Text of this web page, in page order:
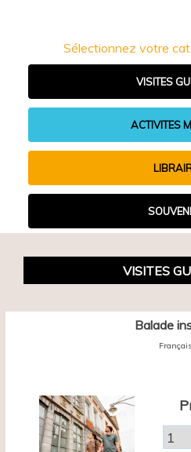
Sélectionnez votre
VISITES
ACTIVITES
VISITES
Balade
Français